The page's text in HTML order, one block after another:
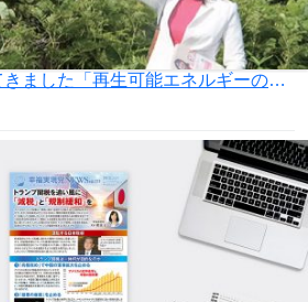
村松りえ議員が訴えてきました「再生可能エネルギーの設置を規制する条例案」が松江市議会で可決！